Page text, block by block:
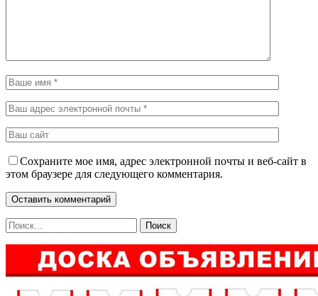
Сохраните мое имя, адрес электронной почты и веб-сайт в
этом браузере для следующего комментария.